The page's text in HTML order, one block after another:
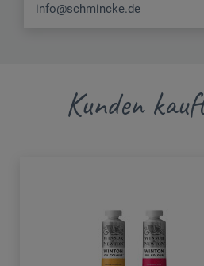
info@schmincke.de
Kunden